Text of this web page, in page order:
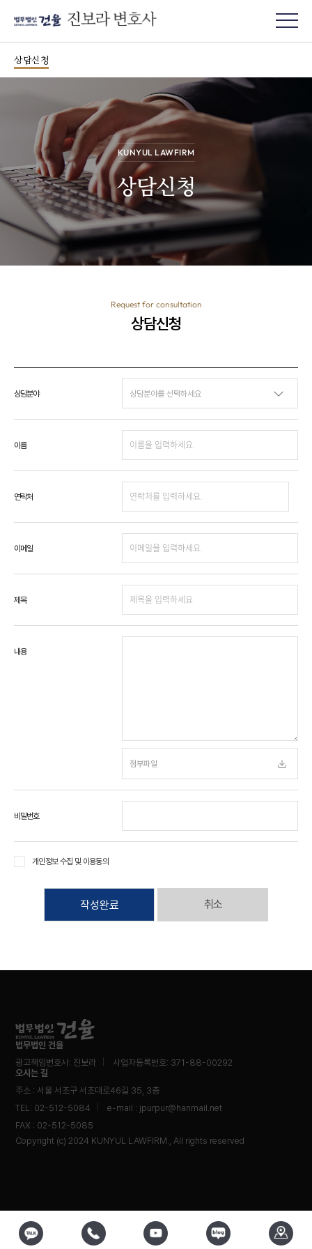
상담신청
KUNYUL LAWFIRM
상담신청
상담신청
상담분야
이름
연락처
이메일
제목
내용
비밀번호
개인정보 수집 및 이용동의
취소
법무법인 건율
광고책임변호사: 진보라
사업자등록번호: 371-88-00292
오시는 길
주소 : 서울 서초구 서초대로46길 35, 3층
TEL: 02-512-5084
e-mail : jpurpur@hanmail.net
FAX : 02-512-5085
Copyright (c) 2024 KUNYUL LAWFIRM., All rights reserved